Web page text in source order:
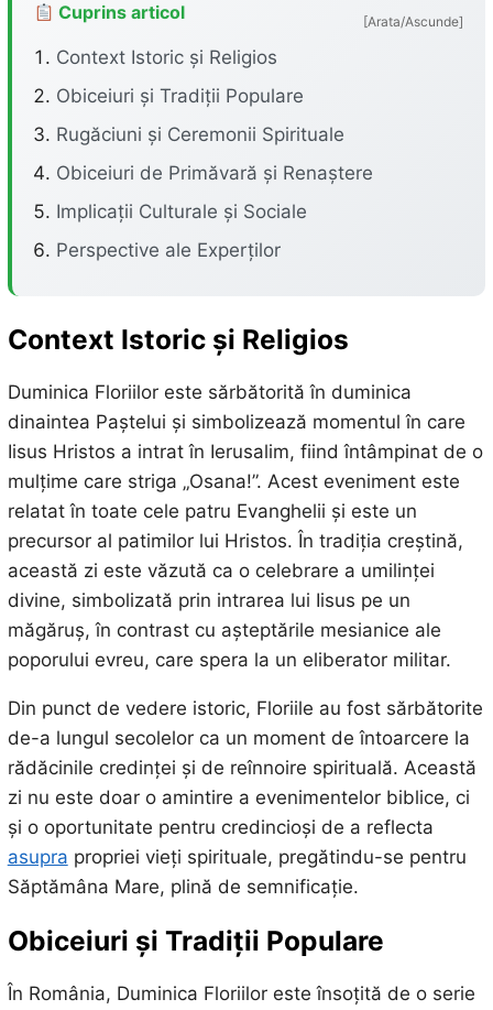
Cuprins articol [Arata/Ascunde]
Context Istoric și Religios
Obiceiuri și Tradiții Populare
Rugăciuni și Ceremonii Spirituale
Obiceiuri de Primăvară și Renaștere
Implicații Culturale și Sociale
Perspective ale Experților
Context Istoric și Religios
Duminica Floriilor este sărbătorită în duminica
dinaintea Paștelui și simbolizează momentul în care
Iisus Hristos a intrat în Ierusalim, fiind întâmpinat de o
mulțime care striga „Osana!”. Acest eveniment este
relatat în toate cele patru Evanghelii și este un
precursor al patimilor lui Hristos. În tradiția creștină,
această zi este văzută ca o celebrare a umilinței
divine, simbolizată prin intrarea lui Iisus pe un
măgăruș, în contrast cu așteptările mesianice ale
poporului evreu, care spera la un eliberator militar.
Din punct de vedere istoric, Floriile au fost sărbătorite
de-a lungul secolelor ca un moment de întoarcere la
rădăcinile credinței și de reînnoire spirituală. Această
zi nu este doar o amintire a evenimentelor biblice, ci
și o oportunitate pentru credincioși de a reflecta
asupra propriei vieți spirituale, pregătindu-se pentru
Săptămâna Mare, plină de semnificație.
Obiceiuri și Tradiții Populare
În România, Duminica Floriilor este însoțită de o serie